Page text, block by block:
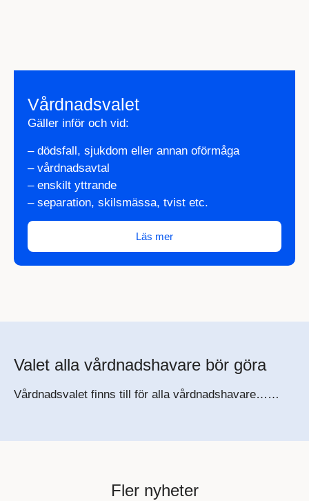
Vårdnadsvalet
Gäller inför och vid:
– dödsfall, sjukdom eller annan oförmåga
– vårdnadsavtal
– enskilt yttrande
– separation, skilsmässa, tvist etc.
Läs mer
Valet alla vårdnadshavare bör göra
Vårdnadsvalet finns till för alla vårdnadshavare……
Fler nyheter